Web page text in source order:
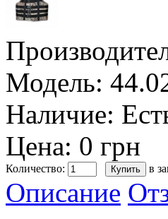
Модель:
Наличие:
Цена: 0 грн
Количество: в
Описание